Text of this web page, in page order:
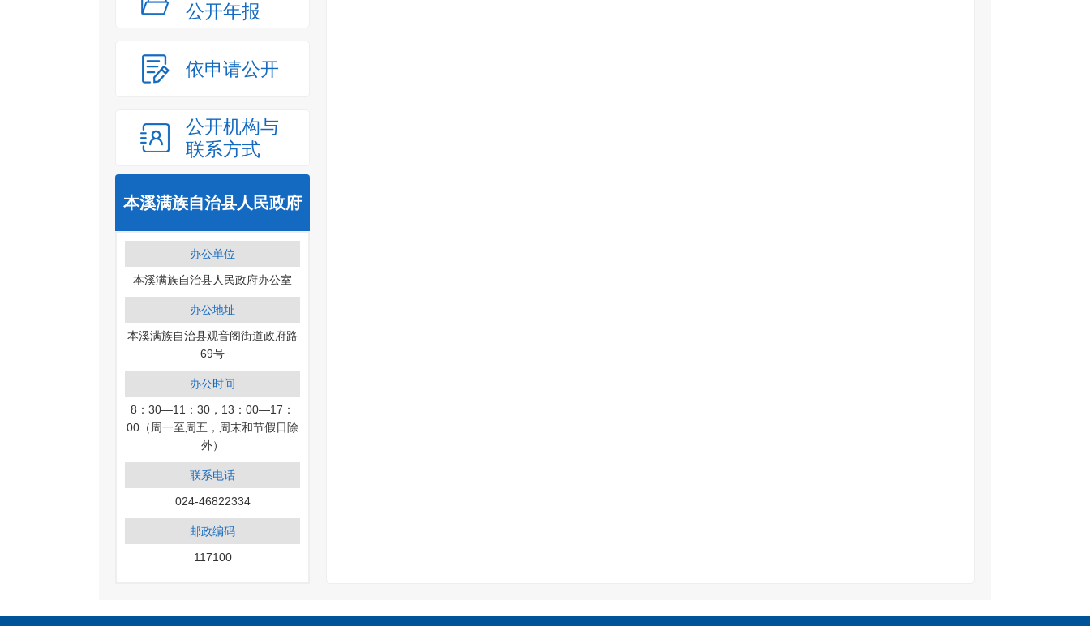
公开年报
依申请公开
公开机构与
联系方式
本溪满族自治县人民政府
办公单位
本溪满族自治县人民政府办公室
办公地址
本溪满族自治县观音阁街道政府路
69号
办公时间
8：30—11：30，13：00—17：
00（周一至周五，周末和节假日除
外）
联系电话
024-46822334
邮政编码
117100